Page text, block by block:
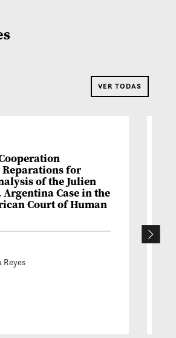
VER TODAS
for
of the Julien
Argentina Case in the
Court of Human
Reyes